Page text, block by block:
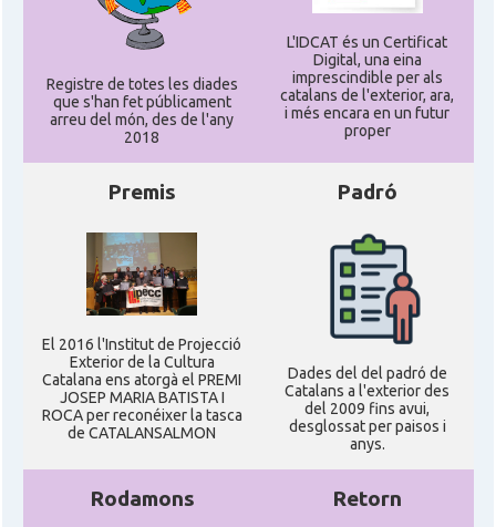
Registre de totes les diades
que s'han fet públicament
arreu del món, des de l'any
2018
L'IDCAT és un Certificat
Digital, una eina
imprescindible per als
catalans de l'exterior, ara,
i més encara en un futur
proper
Premis
El 2016 l'Institut de Projecció
Exterior de la Cultura
Catalana ens atorgà el PREMI
JOSEP MARIA BATISTA I
ROCA per reconéixer la tasca
de CATALANSALMON
Padró
Dades del del padró de
Catalans a l'exterior des
del 2009 fins avui,
desglossat per paisos i
anys.
Rodamons Retorn